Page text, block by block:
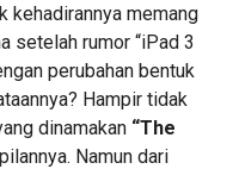
kehadirannya memang
setelah rumor “iPad 3
perubahan bentuk
Hampir tidak
dinamakan “The
Namun dari